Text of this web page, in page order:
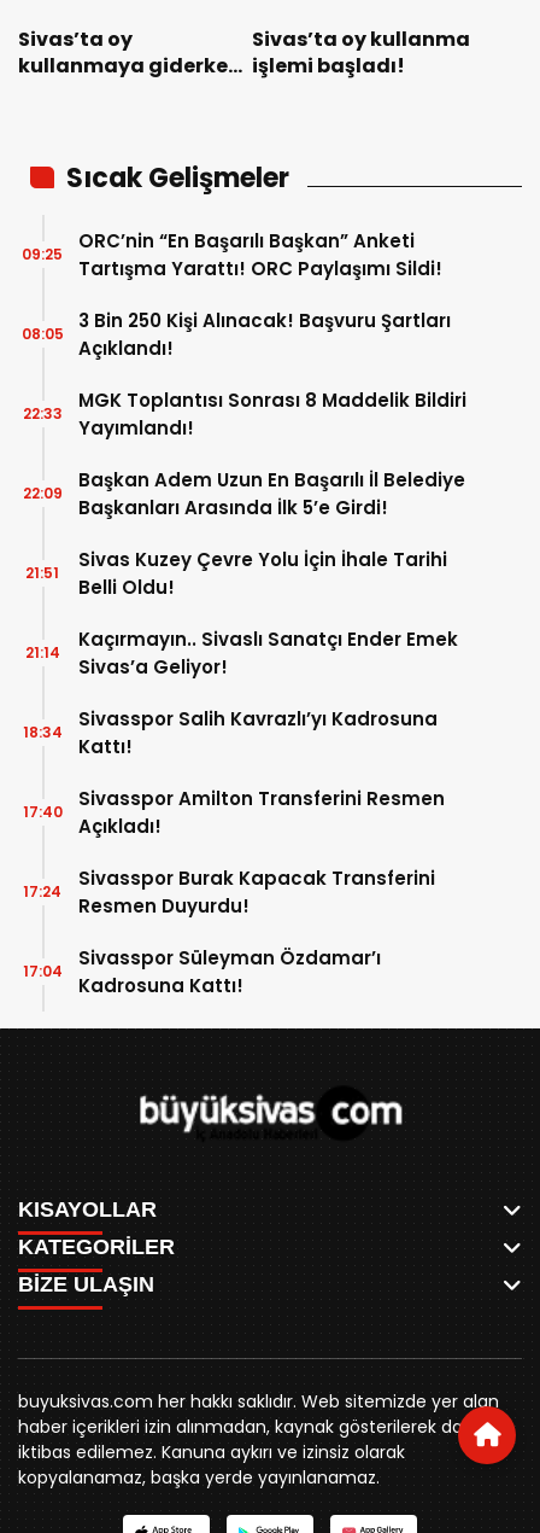
Sivas’ta oy
kullanmaya giderken
Sivas’ta oy kullanma
işlemi başladı!
Sıcak Gelişmeler
ORC’nin “En Başarılı Başkan” Anketi
Tartışma Yarattı! ORC Paylaşımı Sildi!
09:25
3 Bin 250 Kişi Alınacak! Başvuru Şartları
Açıklandı!
08:05
MGK Toplantısı Sonrası 8 Maddelik Bildiri
Yayımlandı!
22:33
Başkan Adem Uzun En Başarılı İl Belediye
Başkanları Arasında İlk 5’e Girdi!
22:09
Sivas Kuzey Çevre Yolu İçin İhale Tarihi
Belli Oldu!
21:51
Kaçırmayın.. Sivaslı Sanatçı Ender Emek
Sivas’a Geliyor!
21:14
Sivasspor Salih Kavrazlı’yı Kadrosuna
Kattı!
18:34
Sivasspor Amilton Transferini Resmen
Açıkladı!
17:40
Sivasspor Burak Kapacak Transferini
Resmen Duyurdu!
17:24
Sivasspor Süleyman Özdamar’ı
Kadrosuna Kattı!
17:04
KISAYOLLAR
ANASAYFA
AKSU CANLI
MEYDAN CANLI
MEDRESELER CANLI
MERAKÜM CANLI
YUKARI TEKKE CANLI
KURUMSAL KİMLİK
REKLAM FİYATLARI
BİZE ULAŞIN
KÜNYE
RESMİ İLANLAR
KATEGORİLER
WHATSAPP
SPOR
SİYASET
BELEDİYE
SİVAS VALİLİĞİ
ÜNİVERSİTE
KURUMLAR
STK
YORUM
BİZE ULAŞIN
0346 221 00 60
buyuksivashaber@gmail.com
Örtülüpınar Mah. İnönü Bulvarı Özkahya Apt. Kat:3 D:7
Sivas
buyuksivas.com her hakkı saklıdır. Web sitemizde yer alan
haber içerikleri izin alınmadan, kaynak gösterilerek dahi
iktibas edilemez. Kanuna aykırı ve izinsiz olarak
kopyalanamaz, başka yerde yayınlanamaz.